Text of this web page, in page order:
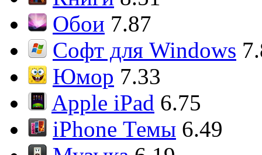
Обои 7.87
Софт для Windows
Юмор 7.33
Apple iPad 6.75
iPhone Темы 6.49